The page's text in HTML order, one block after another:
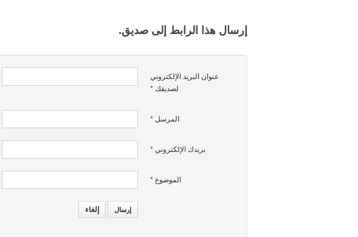
إرسال هذا الرابط إلى صديق.
عنوان البريد الإلكتروني
لصديقك *
المرسل *
بريدك الإلكتروني *
الموضوع *
إرسال إلغاء